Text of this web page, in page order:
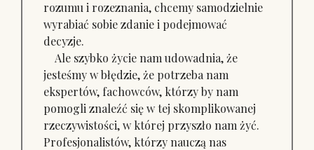
rozumu i rozeznania, chcemy samodzielnie
wyrabiać sobie zdanie i podejmować
decyzje.
Ale szybko życie nam udowadnia, że
jesteśmy w błędzie, że potrzeba nam
ekspertów, fachowców, którzy by nam
pomogli znaleźć się w tej skomplikowanej
rzeczywistości, w której przyszło nam żyć.
Profesjonalistów, którzy nauczą nas